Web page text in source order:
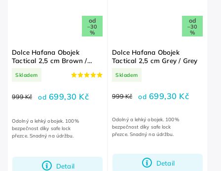
od
–30
%
Dolce Hafana Obojek
Tactical 2,5 cm Brown /
Skladem
999 Kč od 699,30 Kč
Detail
Odolný a lehký obojek. 100%
bezpečnost díky safe lock
přezce. Snadný na údržbu.
od
–30
%
Dolce Hafana Obojek
Tactical 2,5 cm Grey / Grey
Skladem
999 Kč od 699,30 Kč
Detail
Odolný a lehký obojek. 100%
bezpečnost díky safe lock
přezce. Snadný na údržbu.